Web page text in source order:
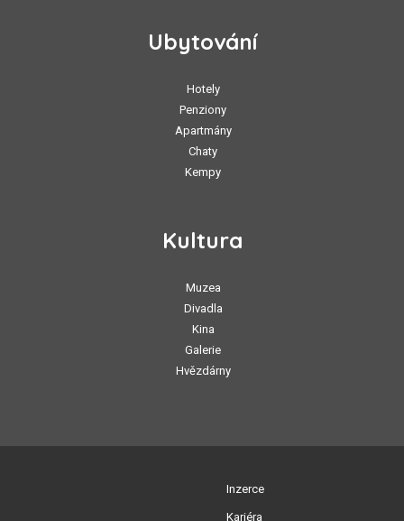
Ubytování
Hotely
Penziony
Apartmány
Chaty
Kempy
Kultura
Muzea
Divadla
Kina
Galerie
Hvězdárny
Inzerce
Kariéra